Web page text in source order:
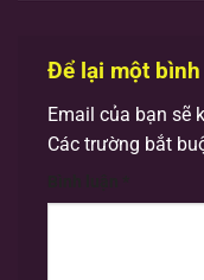
Để lại một
Email của bạn sẽ
Các trường bắt